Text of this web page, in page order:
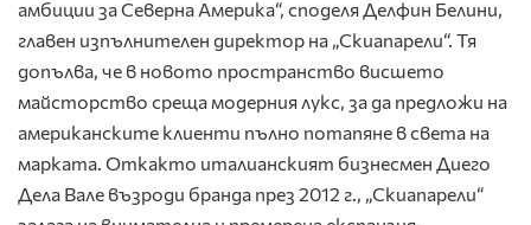
амбиции за Северна Америка“, споделя Делфин Белини,
главен изпълнителен директор на „Скиапарели“. Тя
допълва, че в новото пространство висшето
майсторство среща модерния лукс, за да предложи на
американските клиенти пълно потапяне в света на
марката. Откакто италианският бизнесмен Диего
Дела Вале възроди бранда през 2012 г., „Скиапарели“